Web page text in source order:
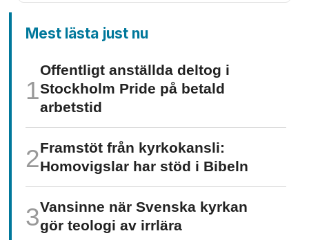
Mest lästa just nu
Offentligt anställda deltog i
Stockholm Pride på betald
arbetstid
Framstöt från kyrkokansli:
Homo­vigslar har stöd i Bibeln
Vansinne när Svenska kyrkan
gör teologi av irrlära